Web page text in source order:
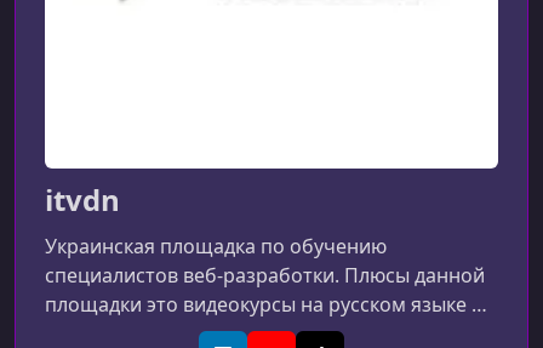
itvdn
Украинская площадка по обучению
специалистов веб-разработки. Плюсы данной
площадки это видеокурсы на русском языке от
профессиональных разработчиков.